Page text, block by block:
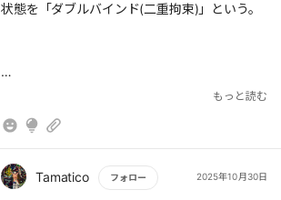
状態を「ダブルバインド(二重拘束)」という。
> 子どもはダブルバインドに直面すると、混乱
じるようになる。そのため、もし「早く宿題を
すませたことを認めてあげなければならない。
もっと読む
Tamatico フォロー 2025年10月30日